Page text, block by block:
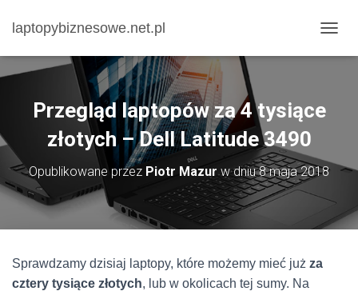
laptopybiznesowe.net.pl
R
N
G
Przegląd laptopów za 4 tysiące
złotych – Dell Latitude 3490
Opublikowane przez Piotr Mazurw dniu8 maja 2018
Sprawdzamy dzisiaj laptopy, które możemy mieć już za
cztery tysiące złotych, lub w okolicach tej sumy. Na